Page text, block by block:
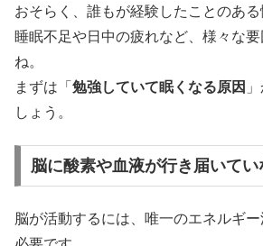
おそらく、誰もが経験したことのある
睡眠不足や日中の疲れなど、様々な
ね。
まずは「 勉強していて眠くなる原因
しょう。
脳に酸素や血液が行き届いてい
脳が活動するには、唯一のエネルギー